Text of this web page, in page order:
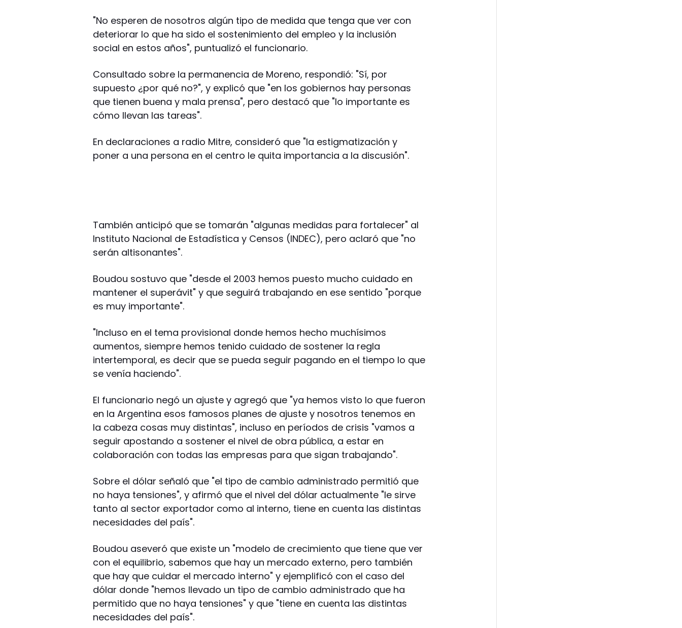
"No esperen de nosotros algún tipo de medida que tenga que ver con
deteriorar lo que ha sido el sostenimiento del empleo y la inclusión
social en estos años", puntualizó el funcionario.
Consultado sobre la permanencia de Moreno, respondió: "Sí, por
supuesto ¿por qué no?", y explicó que "en los gobiernos hay personas
que tienen buena y mala prensa", pero destacó que "lo importante es
cómo llevan las tareas".
En declaraciones a radio Mitre, consideró que "la estigmatización y
poner a una persona en el centro le quita importancia a la discusión".
También anticipó que se tomarán "algunas medidas para fortalecer" al
Instituto Nacional de Estadística y Censos (INDEC), pero aclaró que "no
serán altisonantes".
Boudou sostuvo que "desde el 2003 hemos puesto mucho cuidado en
mantener el superávit" y que seguirá trabajando en ese sentido "porque
es muy importante".
"Incluso en el tema provisional donde hemos hecho muchísimos
aumentos, siempre hemos tenido cuidado de sostener la regla
intertemporal, es decir que se pueda seguir pagando en el tiempo lo que
se venía haciendo".
El funcionario negó un ajuste y agregó que "ya hemos visto lo que fueron
en la Argentina esos famosos planes de ajuste y nosotros tenemos en
la cabeza cosas muy distintas", incluso en períodos de crisis "vamos a
seguir apostando a sostener el nivel de obra pública, a estar en
colaboración con todas las empresas para que sigan trabajando".
Sobre el dólar señaló que "el tipo de cambio administrado permitió que
no haya tensiones", y afirmó que el nivel del dólar actualmente "le sirve
tanto al sector exportador como al interno, tiene en cuenta las distintas
necesidades del país".
Boudou aseveró que existe un "modelo de crecimiento que tiene que ver
con el equilibrio, sabemos que hay un mercado externo, pero también
que hay que cuidar el mercado interno" y ejemplificó con el caso del
dólar donde "hemos llevado un tipo de cambio administrado que ha
permitido que no haya tensiones" y que "tiene en cuenta las distintas
necesidades del país".